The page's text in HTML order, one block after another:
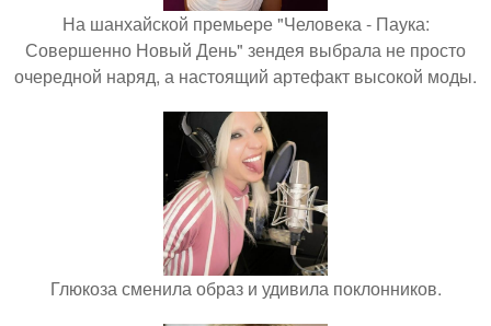
На шанхайской премьере "Человека - Паука:
Совершенно Новый День" зендея выбрала не просто
очередной наряд, а настоящий артефакт высокой моды.
Глюкоза сменила образ и удивила поклонников.